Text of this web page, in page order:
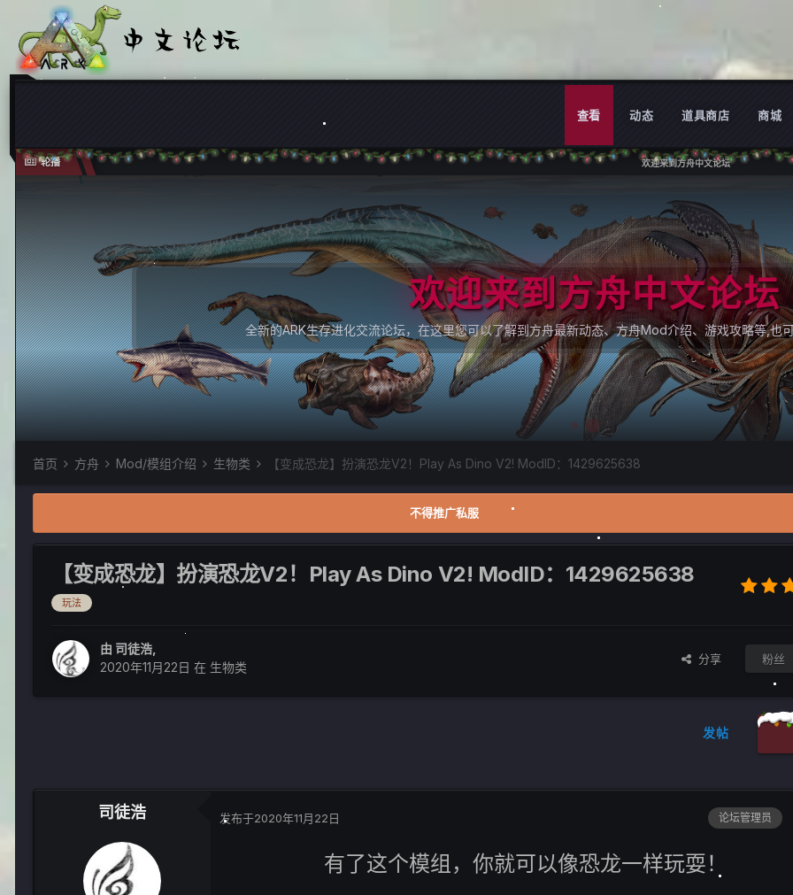
查看 动态 道具商店 商城
轮播 欢迎来到方舟中文论坛
欢迎来到方舟中文论坛
全新的ARK生存进化交流论坛，在这里您可以了解到方舟最新动态、方舟Mod介绍、游戏攻略等,也
首页 方舟 Mod/模组介绍 生物类 【变成恐龙】扮演恐龙V2！Play As Dino V2! ModID：1429625638
不得推广私服
【变成恐龙】扮演恐龙V2！Play As Dino V2! ModID：1429625638
玩法
由 司徒浩
2020年11月22日 在 生物类
分享 粉丝
发帖
司徒浩 论坛管理员
发布于2020年11月22日
有了这个模组，你就可以像恐龙一样玩耍！